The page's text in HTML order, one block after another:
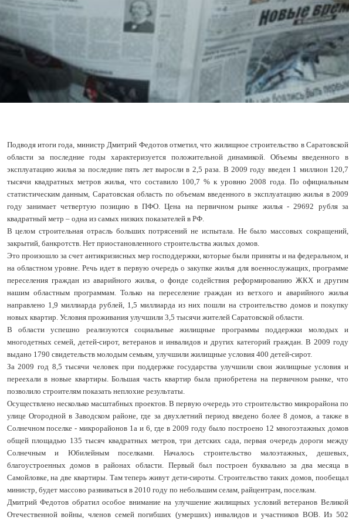
Подводя итоги года, министр Дмитрий Федотов отметил, что жилищное строительство в Саратовской
области за последние годы характеризуется положительной динамикой. Объемы введенного в
эксплуатацию жилья за последние пять лет выросли в 2,5 раза. В 2009 году введен 1 миллион 120,7
тысячи квадратных метров жилья, что составило 100,7 % к уровню 2008 года. По официальным
статистическим данным, Саратовская область по объемам введенного в эксплуатацию жилья в 2009
году занимает четвертую позицию в ПФО. Цена на первичном рынке жилья - 29692 рубля за
квадратный метр – одна из самых низких показателей в РФ.
В целом строительная отрасль больших потрясений не испытала. Не было массовых сокращений,
закрытий, банкротств. Нет приостановленного строительства жилых домов.
Это произошло за счет антикризисных мер господдержки, которые были приняты и на федеральном, и
на областном уровне. Речь идет в первую очередь о закупке жилья для военнослужащих, программе
переселения граждан из аварийного жилья, о фонде содействия реформированию ЖКХ и другим
нашим областным программам. Только на переселение граждан из ветхого и аварийного жилья
направлено 1,9 миллиарда рублей, 1,5 миллиарда из них пошли на строительство домов и покупку
новых квартир. Условия проживания улучшили 3,5 тысячи жителей Саратовской области.
В области успешно реализуются социальные жилищные программы поддержки молодых и
многодетных семей, детей-сирот, ветеранов и инвалидов и других категорий граждан. В 2009 году
выдано 1790 свидетельств молодым семьям, улучшили жилищные условия 400 детей-сирот.
За 2009 год 8,5 тысячи человек при поддержке государства улучшили свои жилищные условия и
переехали в новые квартиры. Большая часть квартир была приобретена на первичном рынке, что
позволило строителям показать неплохие результаты.
Осуществлено несколько масштабных проектов. В первую очередь это строительство микрорайона по
улице Огородной в Заводском районе, где за двухлетний период введено более 8 домов, а также в
Солнечном поселке - микрорайонов 1а и 6, где в 2009 году было построено 12 многоэтажных домов
общей площадью 135 тысяч квадратных метров, три детских сада, первая очередь дороги между
Солнечным и Юбилейным поселками. Началось строительство малоэтажных, дешевых,
благоустроенных домов в районах области. Первый был построен буквально за два месяца в
Самойловке, на две квартиры. Там теперь живут дети-сироты. Строительство таких домов, пообещал
министр, будет массово развиваться в 2010 году по небольшим селам, райцентрам, поселкам.
Дмитрий Федотов обратил особое внимание на улучшение жилищных условий ветеранов Великой
Отечественной войны, членов семей погибших (умерших) инвалидов и участников ВОВ. Из 502